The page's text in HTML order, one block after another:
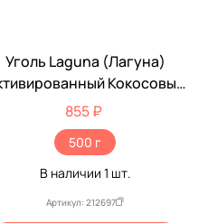
Уголь Laguna (Лагуна)
Кокосовый
500г
855 ₽
500 г
В наличии 1 шт.
Артикул: 212697